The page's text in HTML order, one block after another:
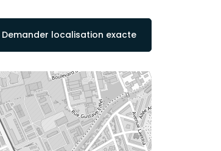
Demander localisation exacte